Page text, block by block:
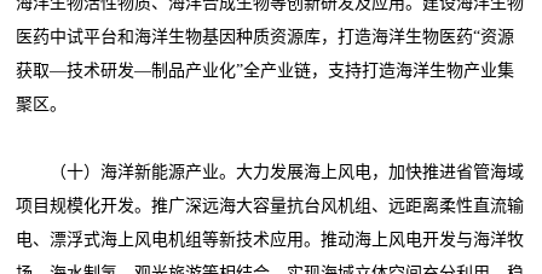
医药中试平台和海洋生物基因种质资源库，打造海洋生物医药“资源
获取—技术研发—制品产业化”全产业链，支持打造海洋生物产业集
聚区。
（十）海洋新能源产业。大力发展海上风电，加快推进省管海域
项目规模化开发。推广深远海大容量抗台风机组、远距离柔性直流输
电、漂浮式海上风电机组等新技术应用。推动海上风电开发与海洋牧